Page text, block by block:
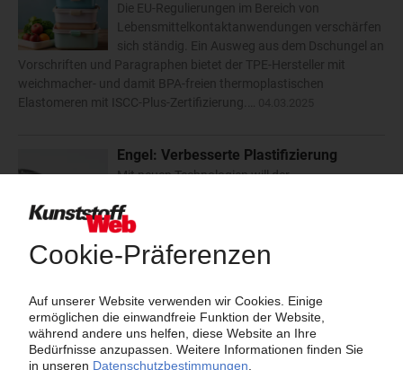
Die EU-Regulierungen im Bereich von
Lebensmittelkontaktanwendungen verschärfen
sich ständig. Ein Ausweg aus dem Dschungel an
Vorschriften und Paragraphen bietet der TPE-Hersteller mit
weichmacher- und damit BPA-freien thermoplastischen
Elastomeren mit ISCC-Plus-Zertifizierung.…
Engel: Verbesserte Plastifizierung
Mit neuen Technologien will der
Qualität in der Spritzgießverarbeitung steigern.
Der Schwerpunkt liegt dabei auf dem
Verschlussdüsen-Portfolio mit Fokus auf eine
Zahoransky: Komplettanlagen für
kunststoffbasierte Medizinprodukte